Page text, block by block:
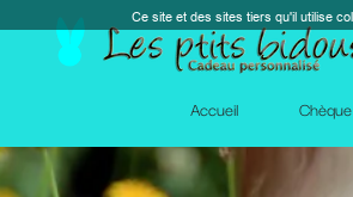
SOLDES et Promos
utilise collectent des cookies pour les fonctionnalités